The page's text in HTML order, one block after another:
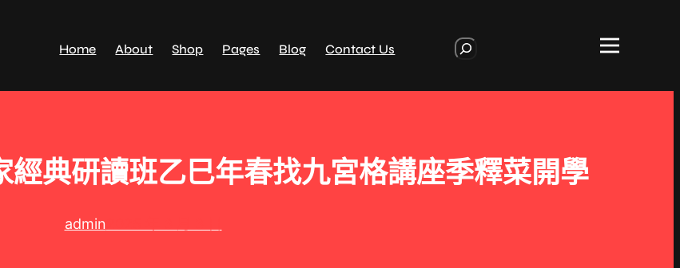
Home About Shop Pages Blog Contact Us
r
典研讀班乙巳年春找九宮格講座季釋菜開學
admin